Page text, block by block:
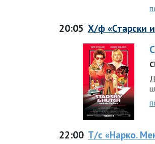
20:05 Х/ф «Старски
22:00 Т/с «Нарко.